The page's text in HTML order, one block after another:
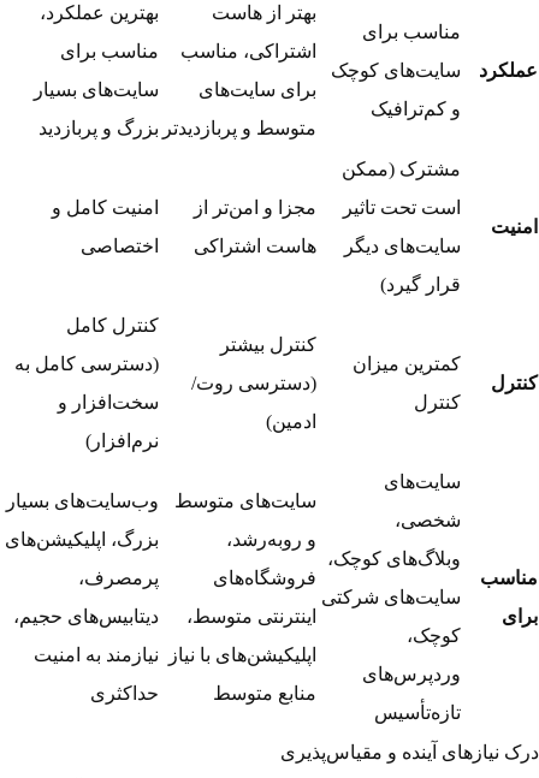
عملکرد
مناسب برای
سایت‌های کوچک
و کم‌ترافیک
بهتر از هاست
اشتراکی، مناسب
برای سایت‌های
متوسط و پربازدیدتر
بهترین عملکرد،
مناسب برای
سایت‌های بسیار
بزرگ و پربازدید
امنیت
مشترک (ممکن
است تحت تاثیر
سایت‌های دیگر
قرار گیرد)
مجزا و امن‌تر از
هاست اشتراکی
امنیت کامل و
اختصاصی
کنترل
کمترین میزان
کنترل
کنترل بیشتر
(دسترسی روت/
ادمین)
کنترل کامل
(دسترسی کامل به
سخت‌افزار و
نرم‌افزار)
مناسب
برای
سایت‌های
شخصی،
وبلاگ‌های کوچک،
سایت‌های شرکتی
کوچک،
وردپرس‌های
تازه‌تأسیس
سایت‌های متوسط
و روبه‌رشد،
فروشگاه‌های
اینترنتی متوسط،
اپلیکیشن‌های با نیاز
منابع متوسط
وب‌سایت‌های بسیار
بزرگ، اپلیکیشن‌های
پرمصرف،
دیتابیس‌های حجیم،
نیازمند به امنیت
حداکثری
درک نیازهای آینده و مقیاس‌پذیری